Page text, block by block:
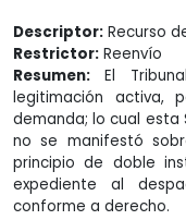
Descriptor: Recurso
Restrictor: Reenvío
Resumen: El
legitimación activa,
demanda; lo cual esta
no se manifestó
principio de doble
expediente al
conforme a derecho.